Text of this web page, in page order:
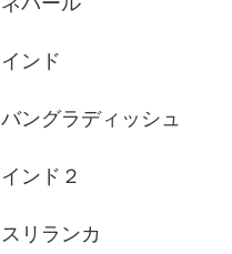
インド
バングラディッシュ
インド２
スリランカ